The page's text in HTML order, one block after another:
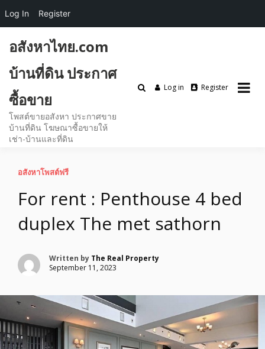
content
อสังหาไทย.com
บ้านที่ดิน ประกาศ
ซื้อขาย
โพสต์ขายอสังหา ประกาศขาย
บ้านที่ดิน โฆษณาซื้อขายให้
เช่า-บ้านและที่ดิน
Log in Register
อสังหาโพสต์ฟรี
For rent : Penthouse 4 bed
duplex The met sathorn
Written by The Real Property
September 11, 2023
Log In Register